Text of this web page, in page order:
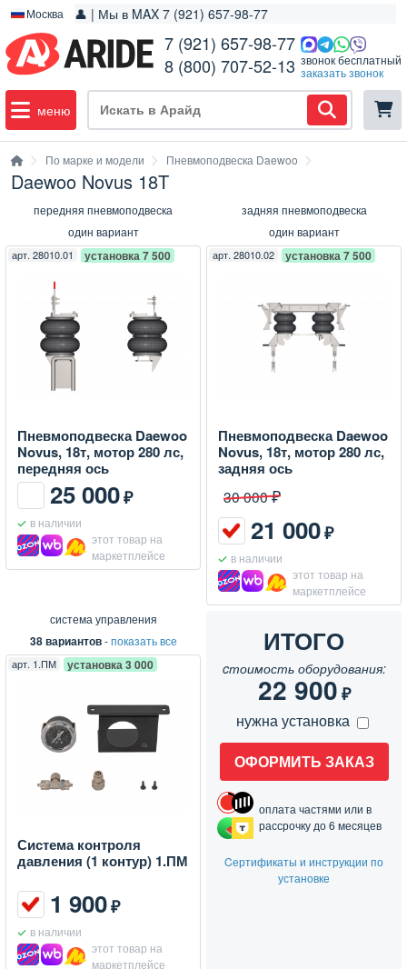
Москва 👤 | Мы в MAX 7 (921) 657-98-77
7 (921) 657-98-77
8 (800) 707-52-13 звонок бесплатный
заказать звонок
меню
По марке и модели Пневмоподвеска Daewoo
Daewoo Novus 18T
передняя пневмоподвеска
один вариант
арт. 28010.01 установка 7 500
Пневмоподвеска Daewoo
Novus, 18т, мотор 280 лс,
передняя ось
25 000₽
в наличии
этот товар на
маркетплейсе
задняя пневмоподвеска
один вариант
арт. 28010.02 установка 7 500
Пневмоподвеска Daewoo
Novus, 18т, мотор 280 лс,
задняя ось
30 000₽
21 000₽
в наличии
этот товар на
маркетплейсе
система управления
38 вариантов-показать все
арт. 1.ПМ установка 3 000
Система контроля
давления (1 контур) 1.ПМ
1 900₽
в наличии
этот товар на
маркетплейсе
ИТОГО
cтоимость оборудования:
22 900₽
нужна установка
ОФОРМИТЬ ЗАКАЗ
оплата частями или в
рассрочку до 6 месяцев
Cертификаты и инструкции по
установке